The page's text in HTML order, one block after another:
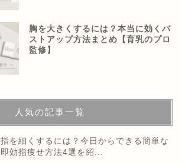
胸を大きくするには？本当に効くバ
ストアップ方法まとめ【育乳のプロ
監修】
人気の記事一覧
指を細くするには？今日からできる簡単な
即効指痩せ方法4選を紹...